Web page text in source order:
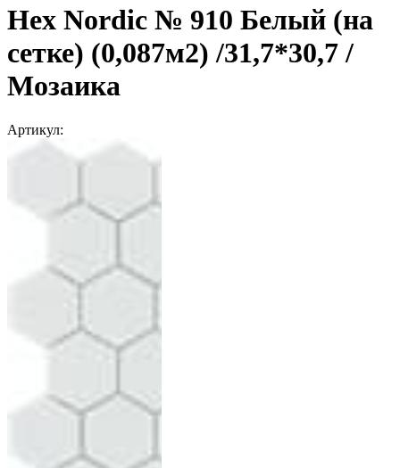
Hex Nordic № 910 Белый (на
сетке) (0,087м2) /31,7*30,7 /
Мозаика
Артикул: